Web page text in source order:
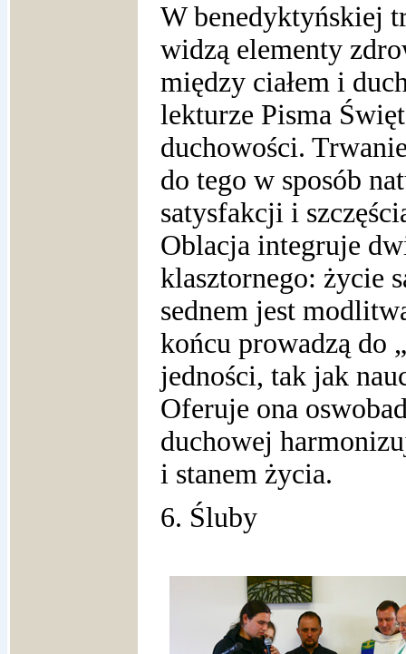
W benedyktyńskiej
widzą elementy
między ciałem i
lekturze Pisma
duchowości.
do tego w sposób
satysfakcji i
Oblacja integruje
klasztornego: życie
sednem jest
końcu prowadzą do
jedności, tak jak
Oferuje ona
duchowej
i stanem życia.
6. Śluby